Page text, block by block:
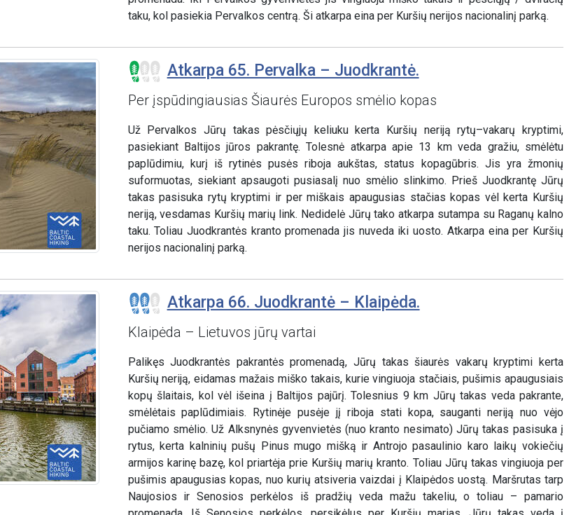
taku, kol pasiekia Pervalkos centrą. Ši atkarpa eina per Kuršių nerijos nacionalinį parką.
Atkarpa 65. Pervalka – Juodkrantė.
Per įspūdingiausias Šiaurės Europos smėlio kopas
Už Pervalkos Jūrų takas pėsčiųjų keliuku kerta Kuršių neriją rytų–vakarų kryptimi,
pasiekiant Baltijos jūros pakrantę. Tolesnė atkarpa apie 13 km veda gražiu, smėlėtu
paplūdimiu, kurį iš rytinės pusės riboja aukštas, status kopagūbris. Jis yra žmonių
suformuotas, siekiant apsaugoti pusiasalį nuo smėlio slinkimo. Prieš Juodkrantę Jūrų
takas pasisuka rytų kryptimi ir per miškais apaugusias stačias kopas vėl kerta Kuršių
neriją, vesdamas Kuršių marių link. Nedidelė Jūrų tako atkarpa sutampa su Raganų kalno
taku. Toliau Juodkrantės kranto promenada jis nuveda iki uosto. Atkarpa eina per Kuršių
nerijos nacionalinį parką.
Atkarpa 66. Juodkrantė – Klaipėda.
Klaipėda – Lietuvos jūrų vartai
Palikęs Juodkrantės pakrantės promenadą, Jūrų takas šiaurės vakarų kryptimi kerta
Kuršių neriją, eidamas mažais miško takais, kurie vingiuoja stačiais, pušimis apaugusiais
kopų šlaitais, kol vėl išeina į Baltijos pajūrį. Tolesnius 9 km Jūrų takas veda pakrante,
smėlėtais paplūdimiais. Rytinėje pusėje jį riboja stati kopa, sauganti neriją nuo vėjo
pučiamo smėlio. Už Alksnynės gyvenvietės (nuo kranto nesimato) Jūrų takas pasisuka į
rytus, kerta kalninių pušų Pinus mugo mišką ir Antrojo pasaulinio karo laikų vokiečių
armijos karinę bazę, kol priartėja prie Kuršių marių kranto. Toliau Jūrų takas vingiuoja per
pušimis apaugusias kopas, nuo kurių atsiveria vaizdai į Klaipėdos uostą. Maršrutas tarp
Naujosios ir Senosios perkėlos iš pradžių veda mažu takeliu, o toliau – pamario